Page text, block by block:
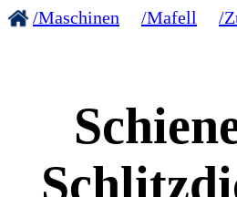
/Maschinen /Mafell /